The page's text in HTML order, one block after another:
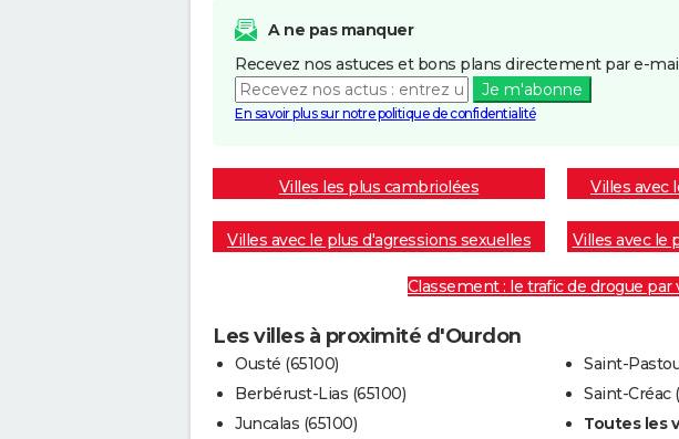
A ne pas manquer
Recevez nos astuces et bons plans directement par e-
Je m'abonne
En savoir plus sur notre politique de confidentialité
Villes les plus cambriolées Villes avec
Villes avec le plus d'agressions sexuelles Villes avec le
Classement : le trafic de drogue par
Les villes à proximité d'Ourdon
Ousté (65100)
Berbérust-Lias (65100)
Juncalas (65100)
Saint-
Saint-Créac
Toutes les